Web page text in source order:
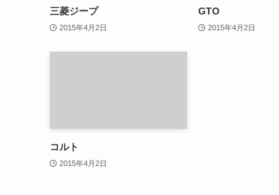
三菱ジープ
2015年4月2日
GTO
2015年4月2日
コルト
2015年4月2日